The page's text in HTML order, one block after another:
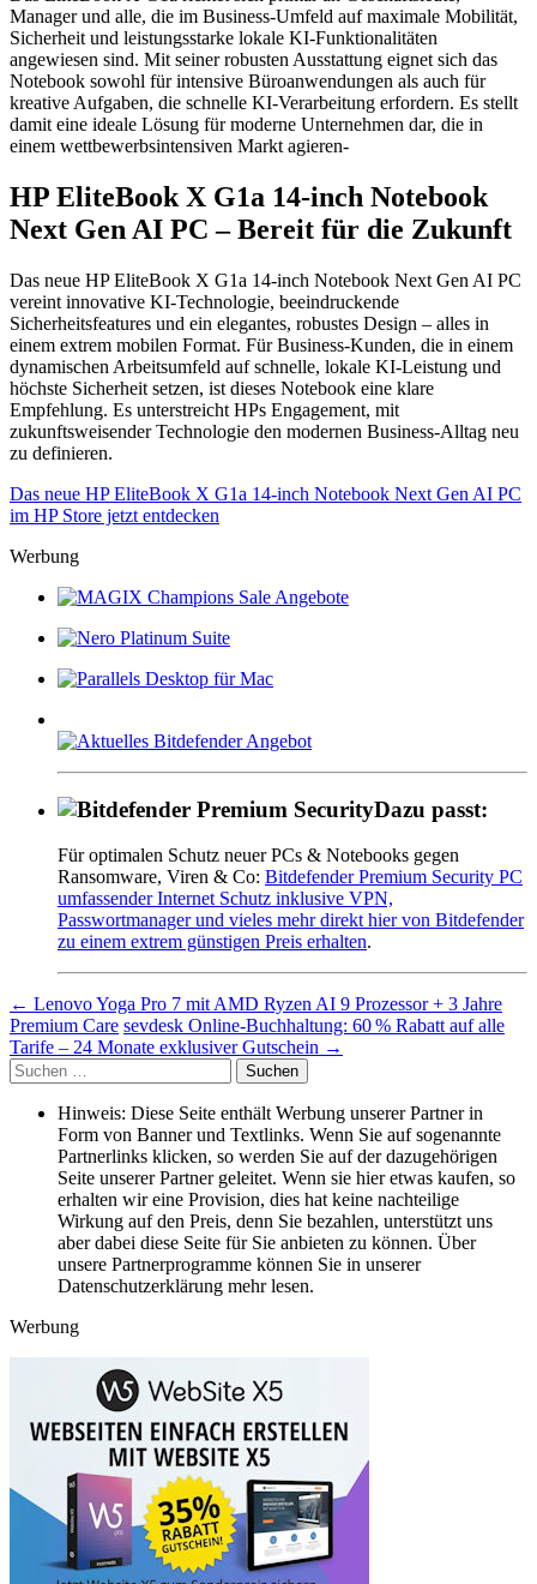
Manager und alle, die im Business-Umfeld auf maximale Mobilität,
Sicherheit und leistungsstarke lokale KI-Funktionalitäten
angewiesen sind. Mit seiner robusten Ausstattung eignet sich das
Notebook sowohl für intensive Büroanwendungen als auch für
kreative Aufgaben, die schnelle KI-Verarbeitung erfordern. Es stellt
damit eine ideale Lösung für moderne Unternehmen dar, die in
einem wettbewerbsintensiven Markt agieren-
HP EliteBook X G1a 14‑inch Notebook
Next Gen AI PC – Bereit für die Zukunft
Das neue HP EliteBook X G1a 14‑inch Notebook Next Gen AI PC
vereint innovative KI-Technologie, beeindruckende
Sicherheitsfeatures und ein elegantes, robustes Design – alles in
einem extrem mobilen Format. Für Business-Kunden, die in einem
dynamischen Arbeitsumfeld auf schnelle, lokale KI-Leistung und
höchste Sicherheit setzen, ist dieses Notebook eine klare
Empfehlung. Es unterstreicht HPs Engagement, mit
zukunftsweisender Technologie den modernen Business-Alltag neu
zu definieren.
Das neue HP EliteBook X G1a 14‑inch Notebook Next Gen AI PC
im HP Store jetzt entdecken
Werbung
Dazu passt:
Für optimalen Schutz neuer PCs & Notebooks gegen
Ransomware, Viren & Co: Bitdefender Premium Security PC
umfassender Internet Schutz inklusive VPN,
Passwortmanager und vieles mehr direkt hier von Bitdefender
zu einem extrem günstigen Preis erhalten.
Beitragsnavigation
← Lenovo Yoga Pro 7 mit AMD Ryzen AI 9 Prozessor + 3 Jahre
Premium Care sevdesk Online-Buchhaltung: 60 % Rabatt auf alle
Tarife – 24 Monate exklusiver Gutschein →
Suche
nach:
Hinweis: Diese Seite enthält Werbung unserer Partner in
Form von Banner und Textlinks. Wenn Sie auf sogenannte
Partnerlinks klicken, so werden Sie auf der dazugehörigen
Seite unserer Partner geleitet. Wenn sie hier etwas kaufen, so
erhalten wir eine Provision, dies hat keine nachteilige
Wirkung auf den Preis, denn Sie bezahlen, unterstützt uns
aber dabei diese Seite für Sie anbieten zu können. Über
unsere Partnerprogramme können Sie in unserer
Datenschutzerklärung mehr lesen.
Werbung